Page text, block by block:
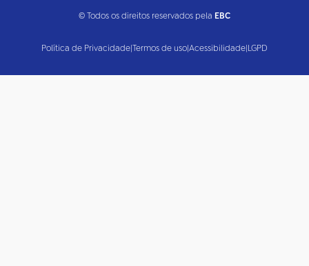
© Todos os direitos reservados pela EBC
Política de Privacidade|Termos de uso|Acessibilidade|LGPD